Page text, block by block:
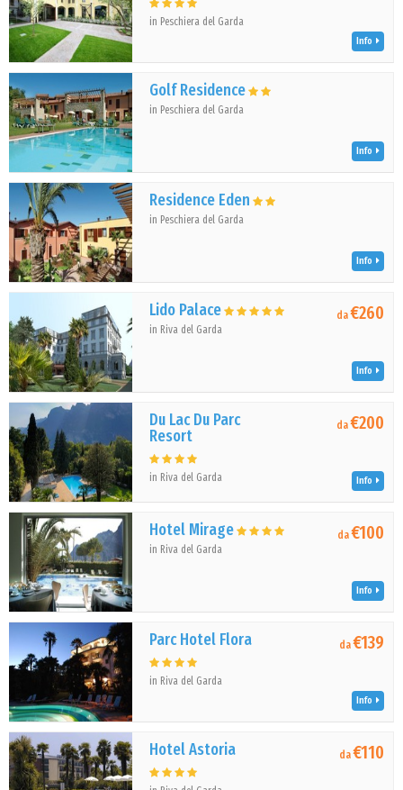
in Peschiera del Garda
Info
Golf Residence
in Peschiera del Garda
Info
Residence Eden
in Peschiera del Garda
Info
Lido Palace
in Riva del Garda
da€260
Info
Du Lac Du Parc
Resort
in Riva del Garda
da€200
Info
Hotel Mirage
in Riva del Garda
da€100
Info
Parc Hotel Flora
in Riva del Garda
da€139
Info
Hotel Astoria da€110